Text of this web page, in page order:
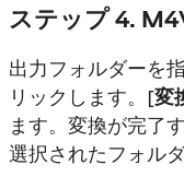
ステップ 4.
出力フォルダーを
リックします。[変
ます。変換が完了
選択されたフォル